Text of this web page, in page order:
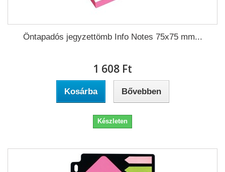
Öntapadós jegyzettömb Info Notes 75x75 mm...
1 608 Ft‎
Kosárba Bővebben
Készleten